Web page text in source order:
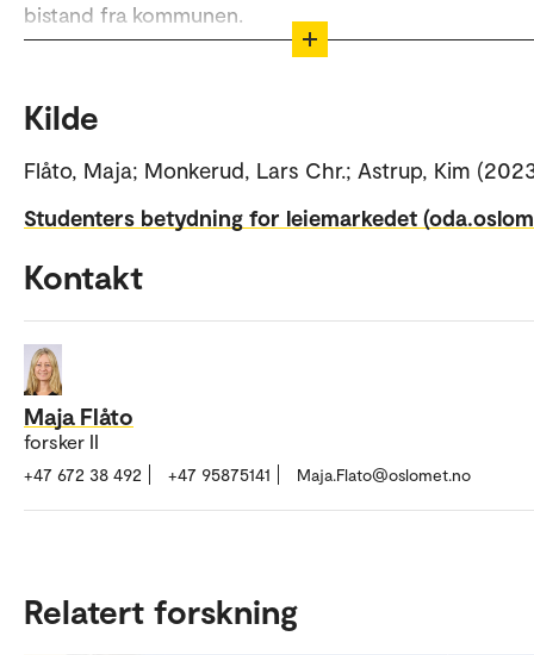
bistand fra kommunen.
Lavinntektshusholdninger defineres som
etter skatt.
Kilde
Flåto, Maja; Monkerud, Lars Chr.; Astrup, Kim
Studenters betydning for leiemarkedet
Kontakt
Maja Flåto
forsker II
+47 672 38 492 +47 95875141 Maja.Flato@oslomet.no
Relatert forskning